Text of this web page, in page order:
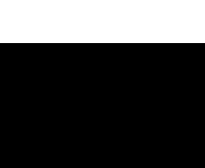
confiable y cómoda. Explora estas
frecuentes sobre autos similares!